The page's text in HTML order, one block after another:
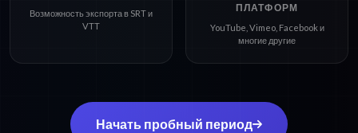
Возможность экспорта в SRT и
VTT
ПЛАТФОРМ
YouTube, Vimeo, Facebook и
многие другие
Начать пробный период